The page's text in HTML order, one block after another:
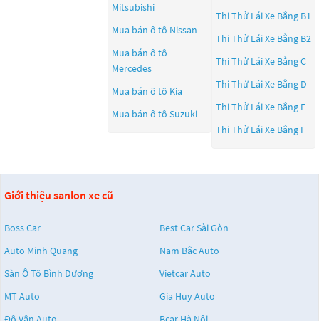
Mitsubishi
Mua bán ô tô Nissan
Mua bán ô tô
Mercedes
Mua bán ô tô Kia
Mua bán ô tô Suzuki
Thi Thử Lái Xe Bằng B1
Thi Thử Lái Xe Bằng B2
Thi Thử Lái Xe Bằng C
Thi Thử Lái Xe Bằng D
Thi Thử Lái Xe Bằng E
Thi Thử Lái Xe Bằng F
Giới thiệu sanlon xe cũ
Boss Car
Best Car Sài Gòn
Auto Minh Quang
Nam Bắc Auto
Sàn Ô Tô Bình Dương
Vietcar Auto
MT Auto
Gia Huy Auto